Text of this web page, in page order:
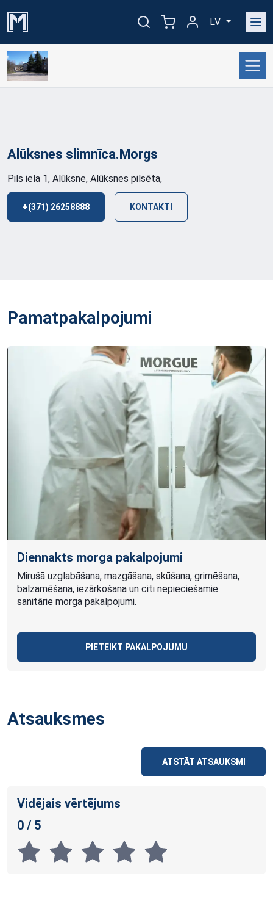
LV
Alūksnes slimnīca.Morgs
Pils iela 1, Alūksne, Alūksnes pilsēta,
+(371) 26258888 KONTAKTI
Pamatpakalpojumi
Diennakts morga pakalpojumi
Mirušā uzglabāšana, mazgāšana, skūšana, grimēšana,
balzamēšana, iezārkošana un citi nepieciešamie
sanitārie morga pakalpojumi.
PIETEIKT PAKALPOJUMU
Atsauksmes
ATSTĀT ATSAUKSMI
Vidējais vērtējums
0 / 5